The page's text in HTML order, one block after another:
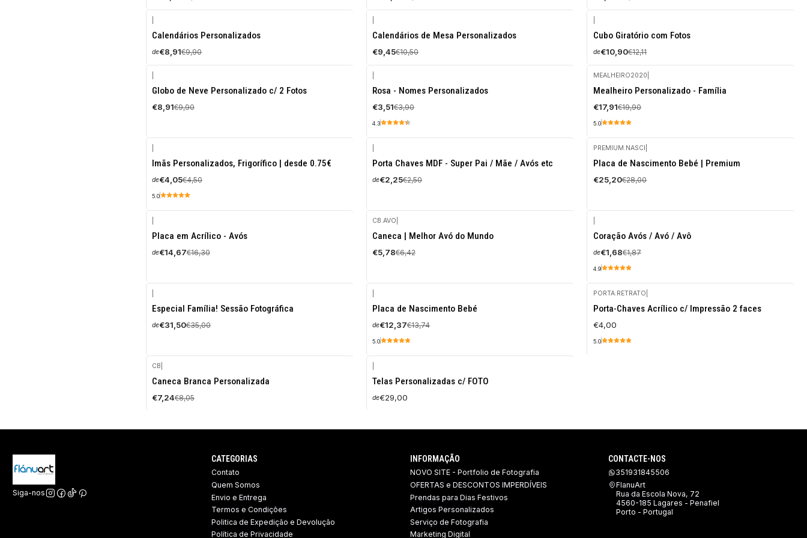
-10%
DESCONTO
Calendários Personalizados
de€8,91€9,90
-10%
DESCONTO
Calendários de Mesa Personalizados
€9,45€10,50
-10%
DESCONTO
Cubo Giratório com Fotos
de€10,90€12,11
-10%
DESCONTO
Globo de Neve Personalizado c/ 2 Fotos
€8,91€9,90
-10%
DESCONTO
Rosa - Nomes Personalizados
€3,51€3,90
4.3
-10%
DESCONTO
MEALHEIRO2020
Mealheiro Personalizado - Família
€17,91€19,90
5.0
-10%
DESCONTO
Imãs Personalizados, Frigorífico | desde 0.75€
de€4,05€4,50
5.0
-10%
DESCONTO
Porta Chaves MDF - Super Pai / Mãe / Avós etc
de€2,25€2,50
-10%
DESCONTO
PREMIUM.NASCI
Placa de Nascimento Bebé | Premium
€25,20€28,00
-10%
DESCONTO
Placa em Acrílico - Avós
de€14,67€16,30
-10%
DESCONTO
CB.AVO
Caneca | Melhor Avó do Mundo
€5,78€6,42
-10%
DESCONTO
Coração Avós / Avó / Avô
de€1,68€1,87
4.9
-10%
DESCONTO
Especial Família! Sessão Fotográfica
de€31,50€35,00
-10%
DESCONTO
Placa de Nascimento Bebé
de€12,37€13,74
5.0
PORTA.RETRATO
Porta-Chaves Acrílico c/ Impressão 2 faces
€4,00
5.0
-10%
DESCONTO
CB
Caneca Branca Personalizada
€7,24€8,05
Telas Personalizadas c/ FOTO
de€29,00
Siga-nos
CATEGORIAS
Contato
Quem Somos
Envio e Entrega
Termos e Condições
Politica de Expedição e Devolução ​
Política de Privacidade
INFORMAÇÃO
NOVO SITE - Portfolio de Fotografia
OFERTAS e DESCONTOS IMPERDÍVEIS
Prendas para Dias Festivos
Artigos Personalizados
Serviço de Fotografia
Marketing Digital
CONTACTE-NOS
351931845506
FlanuArt
Rua da Escola Nova, 72
4560-185 Lagares - Penafiel
Porto - Portugal